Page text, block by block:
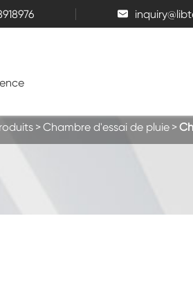

de Benchtop
Chambre d'essai de pluie